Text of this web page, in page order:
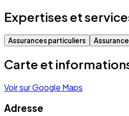
Expertises et
Assurances particuliers
Carte et
Voir sur Google Maps
Adresse